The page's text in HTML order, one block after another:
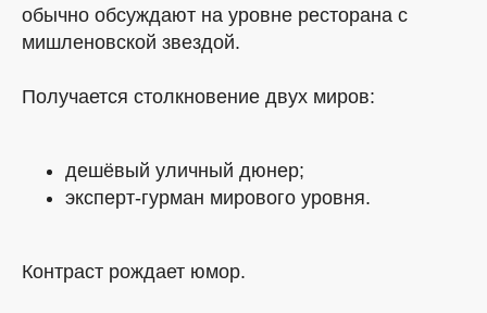
обычно обсуждают на уровне ресторана с
мишленовской звездой.
Получается столкновение двух миров:
дешёвый уличный дюнер;
эксперт-гурман мирового уровня.
Контраст рождает юмор.